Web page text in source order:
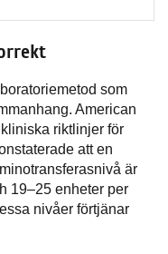
som
American
riktlinjer för
att en
är
19–25 enheter per
nivåer förtjänar